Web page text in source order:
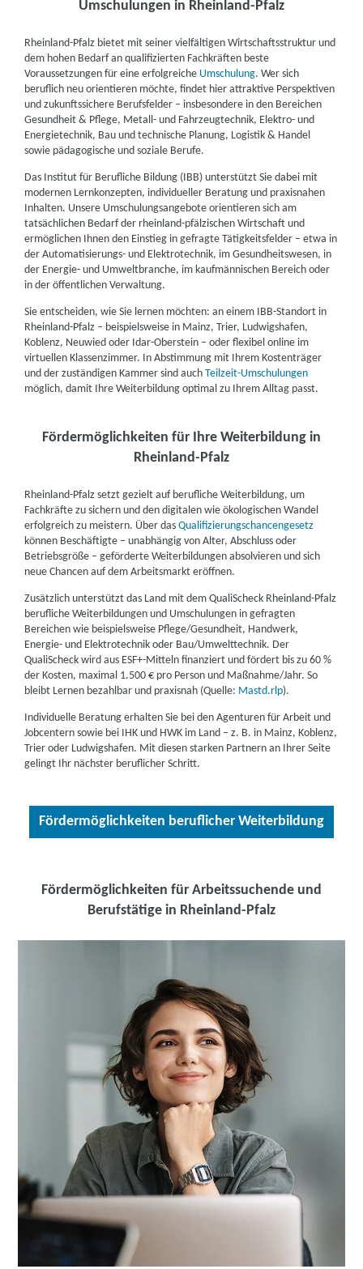
55128 Mainz Partner
weitere Informationen
Akademisches Bildungs-Center e.V. (ABC) |
Bonifaziusplatz 1 A, 55118 MainzPartner
Do IT Digital GmbH | Hauptstraße 17 - 19, 55120
MainzPartner
weitere Informationen
55116 Mainz Partner
weitere Informationen
Fortbildungsakademie der Wirtschaft (faw)
weitere Informationen
TERTIA Berufsförderung GmbH & Co. KG | Max-
Hufschmidt-Str. 1, 55130 Mainz
weitere Informationen
Mombacher Straße 78, 55122 Mainz
Partner
weitere Informationen
Akademisches Bildungs-Center e.V. (ABC) |
Rhabanusstraße 5, 55118 Mainz Partner
weitere Informationen
Lernstudio Barbarossa / MegaKids Fortbildungs
weitere Informationen
weitere Informationen
Bildungswerk der Hessischen Wirtschaft e. V.
weitere Informationen
DAA Deutsche Angestellten-Akademie gGmbH |
Steinweg 34, 56410 Montabaur
Partner
weitere Informationen
isb Institut für Schulung und Beruf | Wilhelm-
Mangels-Str. 17 - 19, 56410 Montabaur Partner
weitere Informationen
welcome gGmbH | Industriestraße 22, 56355
Nastätten
Partner
Umschulungen in Rheinland-Pfalz
Rheinland-Pfalz bietet mit seiner vielfältigen Wirtschaftsstruktur und
dem hohen Bedarf an qualifizierten Fachkräften beste
Voraussetzungen für eine erfolgreiche Umschulung. Wer sich
beruflich neu orientieren möchte, findet hier attraktive Perspektiven
und zukunftssichere Berufsfelder – insbesondere in den Bereichen
Gesundheit & Pflege, Metall- und Fahrzeugtechnik, Elektro- und
Energietechnik, Bau und technische Planung, Logistik & Handel
sowie pädagogische und soziale Berufe.
Das Institut für Berufliche Bildung (IBB) unterstützt Sie dabei mit
modernen Lernkonzepten, individueller Beratung und praxisnahen
Inhalten. Unsere Umschulungsangebote orientieren sich am
tatsächlichen Bedarf der rheinland-pfälzischen Wirtschaft und
ermöglichen Ihnen den Einstieg in gefragte Tätigkeitsfelder – etwa in
der Automatisierungs- und Elektrotechnik, im Gesundheitswesen, in
der Energie- und Umweltbranche, im kaufmännischen Bereich oder
in der öffentlichen Verwaltung.
Sie entscheiden, wie Sie lernen möchten: an einem IBB-Standort in
Rheinland-Pfalz – beispielsweise in Mainz, Trier, Ludwigshafen,
Koblenz, Neuwied oder Idar-Oberstein – oder flexibel online im
virtuellen Klassenzimmer. In Abstimmung mit Ihrem Kostenträger
und der zuständigen Kammer sind auchTeilzeit-Umschulungen
möglich, damit Ihre Weiterbildung optimal zu Ihrem Alltag passt.
Fördermöglichkeiten für Ihre Weiterbildung in
Rheinland-Pfalz
Rheinland-Pfalz setzt gezielt auf berufliche Weiterbildung, um
Fachkräfte zu sichern und den digitalen wie ökologischen Wandel
erfolgreich zu meistern. Über dasQualifizierungschancengesetz
können Beschäftigte – unabhängig von Alter, Abschluss oder
Betriebsgröße – geförderte Weiterbildungen absolvieren und sich
neue Chancen auf dem Arbeitsmarkt eröffnen.
Zusätzlich unterstützt das Land mit dem QualiScheck Rheinland-Pfalz
berufliche Weiterbildungen und Umschulungen in gefragten
Bereichen wie beispielsweise Pflege/Gesundheit, Handwerk,
Energie- und Elektrotechnik oder Bau/Umwelttechnik. Der
QualiScheck wird aus ESF+-Mitteln finanziert und fördert bis zu 60 %
der Kosten, maximal 1.500 € pro Person und Maßnahme/Jahr. So
bleibt Lernen bezahlbar und praxisnah (Quelle: Mastd.rlp).
Individuelle Beratung erhalten Sie bei den Agenturen für Arbeit und
Jobcentern sowie bei IHK und HWK im Land – z. B. in Mainz, Koblenz,
Trier oder Ludwigshafen. Mit diesen starken Partnern an Ihrer Seite
gelingt Ihr nächster beruflicher Schritt.
Fördermöglichkeiten beruflicher Weiterbildung
Fördermöglichkeiten für Arbeitssuchende und
Berufstätige in Rheinland-Pfalz